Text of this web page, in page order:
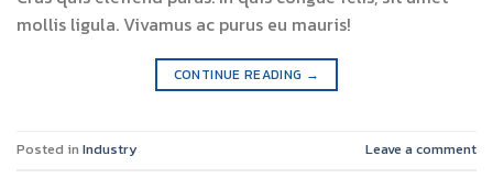
mollis ligula. Vivamus ac purus eu mauris!
CONTINUE READING →
Posted in Industry Leave a comment